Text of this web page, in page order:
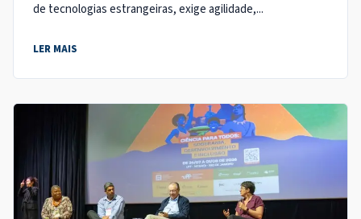
de tecnologias estrangeiras, exige agilidade,...
LER MAIS